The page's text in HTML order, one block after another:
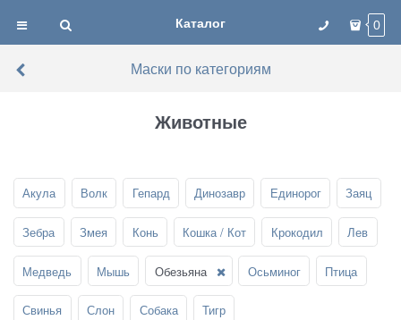
Каталог 0
Маски по категориям
Животные
Акула Волк Гепард Динозавр Единорог Заяц
Зебра Змея Конь Кошка / Кот Крокодил Лев
Медведь Мышь Обезьяна Осьминог Птица
Свинья Слон Собака Тигр